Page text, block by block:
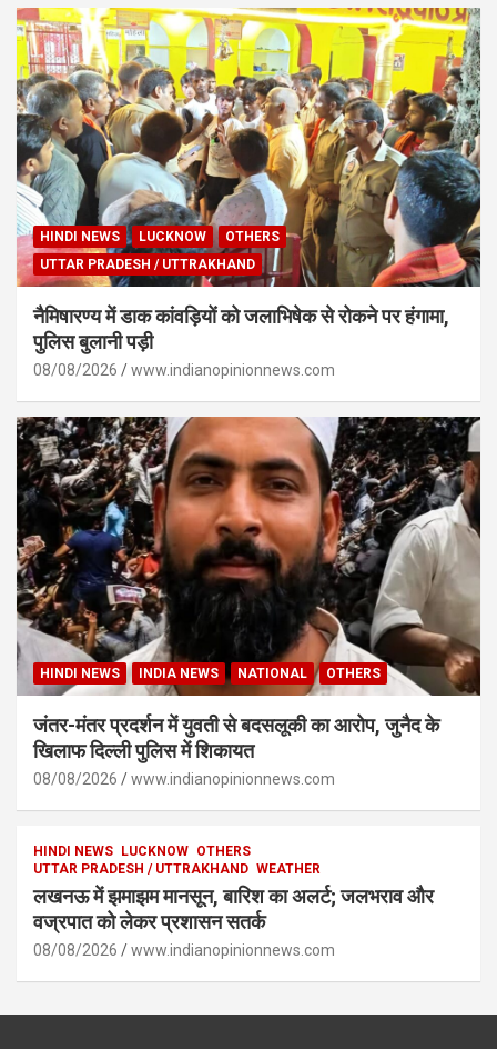
HINDI NEWS LUCKNOW
OTHERS
UTTAR PRADESH / UTTRAKHAND
नैमिषारण्य में डाक कांवड़ियों को जलाभिषेक से रोकने पर हंगामा,
पुलिस बुलानी पड़ी
08/08/2026 www.indianopinionnews.com
HINDI NEWS INDIA NEWS NATIONAL OTHERS
जंतर-मंतर प्रदर्शन में युवती से बदसलूकी का आरोप, जुनैद के
खिलाफ दिल्ली पुलिस में शिकायत
08/08/2026 www.indianopinionnews.com
HINDI NEWS LUCKNOW OTHERS
UTTAR PRADESH / UTTRAKHAND WEATHER
लखनऊ में झमाझम मानसून, बारिश का अलर्ट; जलभराव और
वज्रपात को लेकर प्रशासन सतर्क
08/08/2026 www.indianopinionnews.com